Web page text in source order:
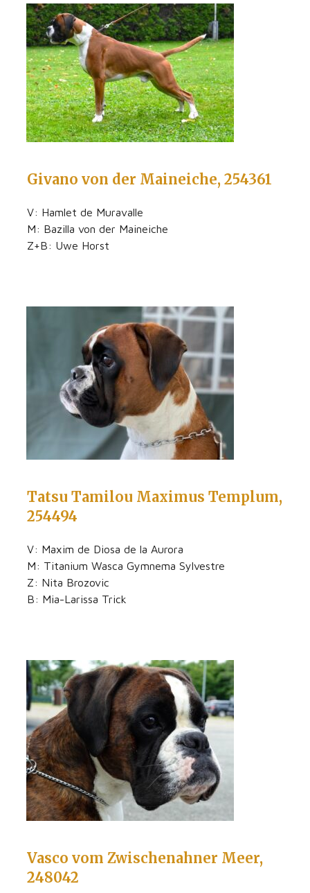
Givano von der Maineiche, 254361
V: Hamlet de Muravalle
M: Bazilla von der Maineiche
Z+B: Uwe Horst
Tatsu Tamilou Maximus Templum,
254494
V: Maxim de Diosa de la Aurora
M: Titanium Wasca Gymnema Sylvestre
Z: Nita Brozovic
B: Mia-Larissa Trick
Vasco vom Zwischenahner Meer,
248042